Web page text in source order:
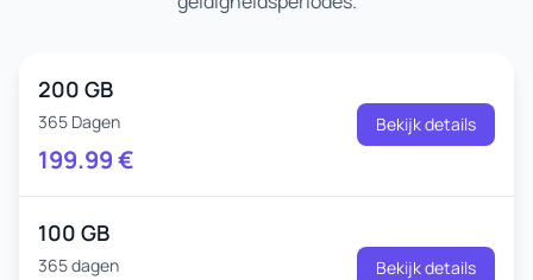
200 GB
365 Dagen
199.99€
Bekijk details
100 GB
365 dagen Bekijk details